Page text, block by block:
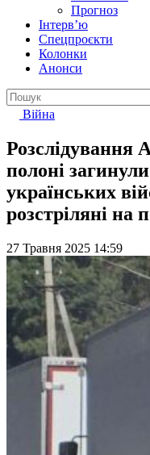
Прогноз
Інтерв’ю
Спецпроєкти
Колонки
Анонси
Війна
Розслідування
полоні
українських
розстріляні на
27 Травня 2025 14:59